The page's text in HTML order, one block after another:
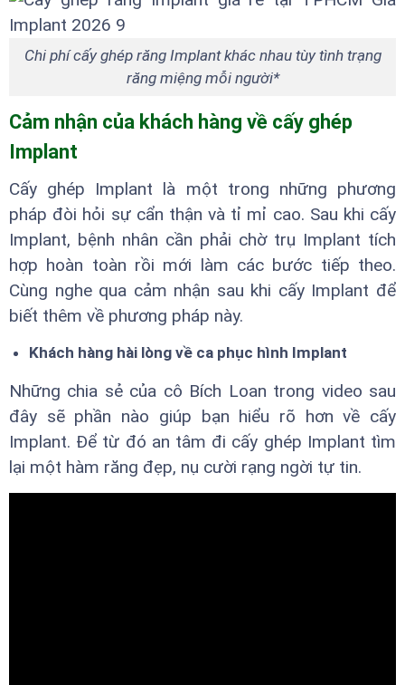
Chi phí cấy ghép răng Implant khác nhau tùy tình trạng
răng miệng mỗi người*
Cảm nhận của khách hàng về cấy ghép
Implant
Cấy ghép Implant là một trong những phương
pháp đòi hỏi sự cẩn thận và tỉ mỉ cao. Sau khi cấy
Implant, bệnh nhân cần phải chờ trụ Implant tích
hợp hoàn toàn rồi mới làm các bước tiếp theo.
Cùng nghe qua cảm nhận sau khi cấy Implant để
biết thêm về phương pháp này.
Khách hàng hài lòng về ca phục hình Implant
Những chia sẻ của cô Bích Loan trong video sau
đây sẽ phần nào giúp bạn hiểu rõ hơn về cấy
Implant. Để từ đó an tâm đi cấy ghép Implant tìm
lại một hàm răng đẹp, nụ cười rạng ngời tự tin.